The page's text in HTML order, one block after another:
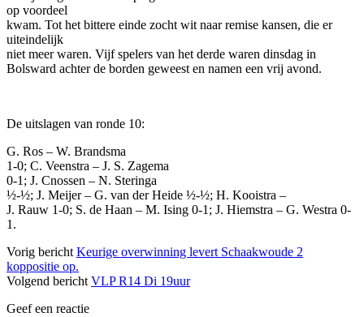
op voordeel
kwam. Tot het bittere einde zocht wit naar remise kansen, die er
uiteindelijk
niet meer waren. Vijf spelers van het derde waren dinsdag in
Bolsward achter de borden geweest en namen een vrij avond.
De uitslagen van ronde 10:
G. Ros – W. Brandsma
1-0; C. Veenstra – J. S. Zagema
0-1; J. Cnossen – N. Steringa
½-½; J. Meijer – G. van der Heide ½-½; H. Kooistra –
J. Rauw 1-0; S. de Haan – M. Ising 0-1; J. Hiemstra – G. Westra 0-
1.
Vorig bericht Keurige overwinning levert Schaakwoude 2
koppositie op.
Volgend bericht VLP R14 Di 19uur
Geef een reactie